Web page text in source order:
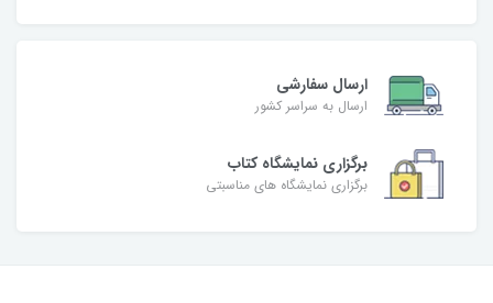
ارسال سفارشی
ارسال به سراسر کشور
برگزاری نمایشگاه کتاب
برگزاری نمایشگاه های مناسبتی